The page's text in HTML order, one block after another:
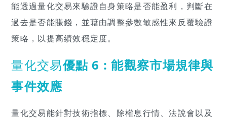
能透過量化交易來驗證自身策略是否能盈利，判斷在
過去是否能賺錢，並藉由調整參數敏感性來反覆驗證
策略，以提高績效穩定度。
量化交易優點 6 : 能觀察市場規律與
事件效應
量化交易能針對技術指標、除權息行情、法說會以及